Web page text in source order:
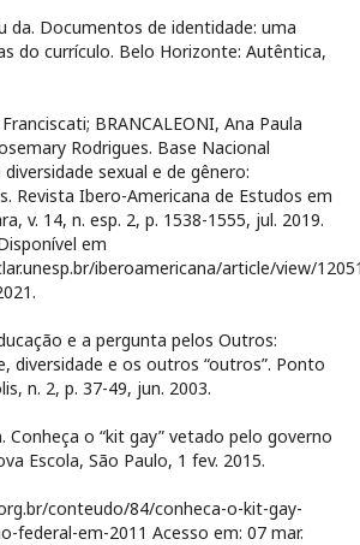
da. Documentos de identidade: uma
do currículo. Belo Horizonte: Autêntica,
BRANCALEONI, Ana Paula
Rodrigues. Base Nacional
sexual e de gênero:
Revista Ibero-Americana de Estudos em
v. 14, n. esp. 2, p. 1538-1555, jul. 2019.
em
iberoamericana/article/view/
e a pergunta pelos Outros:
diversidade e os outros “outros”. Ponto
n. 2, p. 37-49, jun. 2003.
Conheça o “kit gay” vetado pelo governo
Escola, São Paulo, 1 fev. 2015.
conteudo/84/conheca-o-kit-gay-
federal-em-2011 Acesso em: 07 mar.